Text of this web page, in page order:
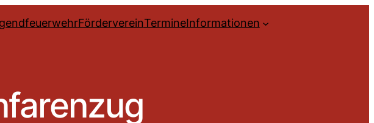
FördervereinTermineInformationen